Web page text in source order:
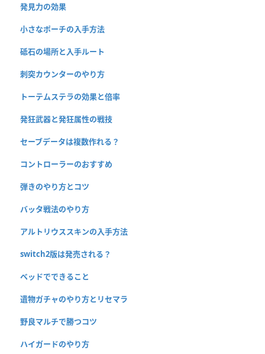
発見力の効果
小さなポーチの入手方法
砥石の場所と入手ルート
刺突カウンターのやり方
トーテムステラの効果と倍率
発狂武器と発狂属性の戦技
セーブデータは複数作れる？
コントローラーのおすすめ
弾きのやり方とコツ
バッタ戦法のやり方
アルトリウススキンの入手方法
switch2版は発売される？
ベッドでできること
遺物ガチャのやり方とリセマラ
野良マルチで勝つコツ
ハイガードのやり方